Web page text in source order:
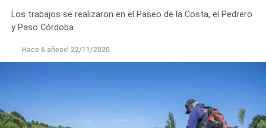
Los trabajos se realizaron en el Paseo de la Costa, el Pedrero
y Paso Córdoba.
Hace 6 añosel 22/11/2020